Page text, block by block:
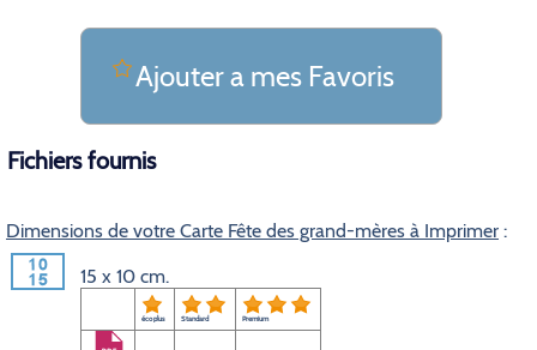
Ajouter a mes Favoris
Fichiers fournis
Dimensions de votre Carte Fête des grand-mères à Imprimer :
15 x 10 cm.
éco plus Standard Premium